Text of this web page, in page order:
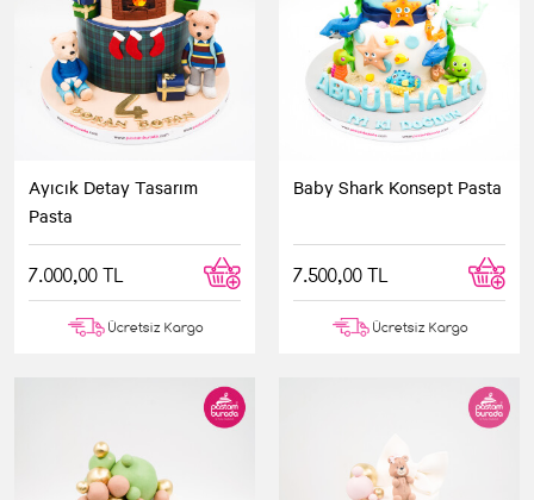
Ayıcık Detay Tasarım
Pasta
7.000,00 TL
Ücretsiz Kargo
Baby Shark Konsept Pasta
7.500,00 TL
Ücretsiz Kargo